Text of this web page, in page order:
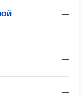
—
—
—